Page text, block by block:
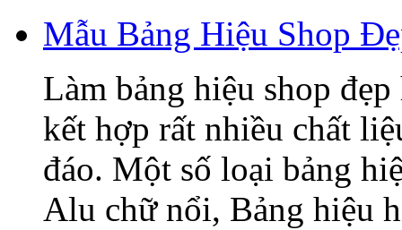
Mẫu Bảng Hiệu Shop
Làm bảng hiệu shop
kết hợp rất nhiều chất
đáo. Một số loại bảng
Alu chữ nổi, Bảng hiệu